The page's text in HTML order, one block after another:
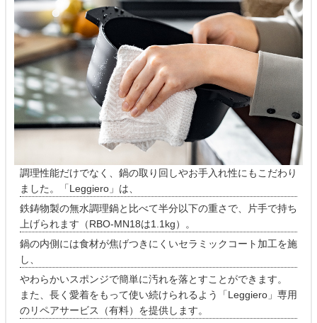
調理性能だけでなく、鍋の取り回しやお手入れ性にもこだわり
ました。「Leggiero」は、
鉄鋳物製の無水調理鍋と比べて半分以下の重さで、片手で持ち
上げられます（RBO-MN18は1.1kg）。
鍋の内側には食材が焦げつきにくいセラミックコート加工を施
し、
やわらかいスポンジで簡単に汚れを落とすことができます。
また、長く愛着をもって使い続けられるよう「Leggiero」専用
のリペアサービス（有料）を提供します。